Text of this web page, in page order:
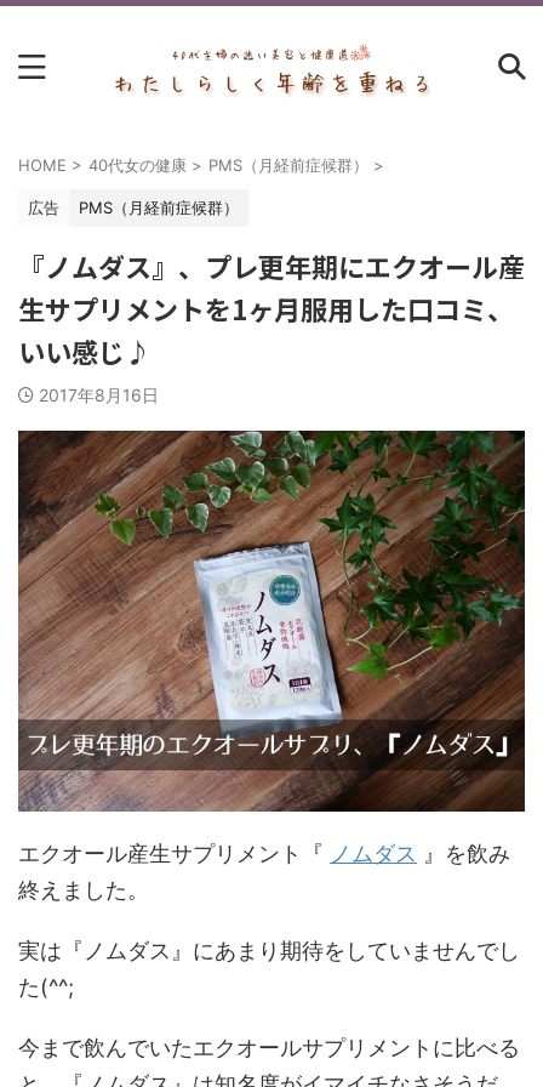
HOME > 40代女の健康 > PMS（月経前症候群） >
広告 PMS（月経前症候群）
『ノムダス』、プレ更年期にエクオール産
生サプリメントを1ヶ月服用した口コミ、
いい感じ♪
2017年8月16日
エクオール産生サプリメント『 ノムダス
』を飲み
終えました。
実は『ノムダス』にあまり期待をしていませんでし
た(^^;
今まで飲んでいたエクオールサプリメントに比べる